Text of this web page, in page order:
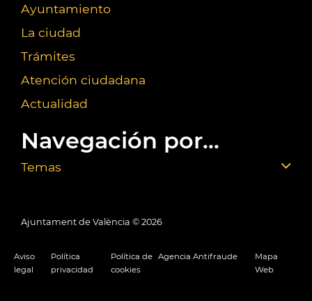
Ayuntamiento
La ciudad
Trámites
Atención ciudadana
Actualidad
Navegación por...
Temas
Ajuntament de València © 2026
Aviso
legal
Política
privacidad
Política de
cookies
Agencia Antifraude
Mapa
Web